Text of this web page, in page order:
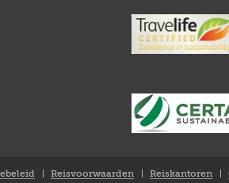
Reisvoorwaarden Reiskantoren